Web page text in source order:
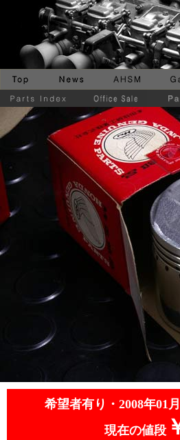
希望者有り・2008年01
現在の値段